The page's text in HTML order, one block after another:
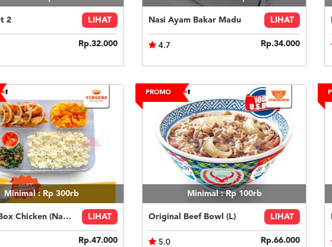
2 LIHAT
Rp.32.000
Nasi Ayam Bakar Madu LIHAT
4.7 Rp.34.000
Minimal : Rp 300rb
Fingers Box Chicken (Nasi Putih) Silky Pudding LIHAT
Rp.47.000
Minimal : Rp 100rb
Original Beef Bowl (L) LIHAT
5.0 Rp.66.000